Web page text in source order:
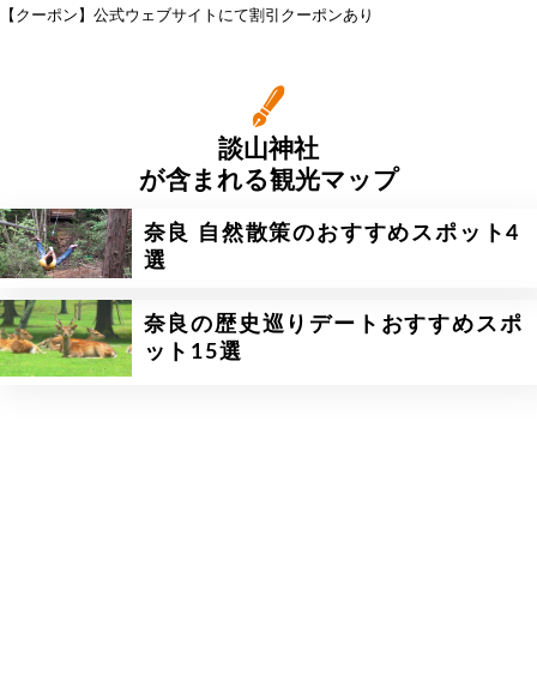
【クーポン】公式ウェブサイトにて割引クーポンあり
談山神社
が含まれる観光マップ
奈良 自然散策のおすすめスポット4
選
奈良の歴史巡りデートおすすめスポ
ット15選